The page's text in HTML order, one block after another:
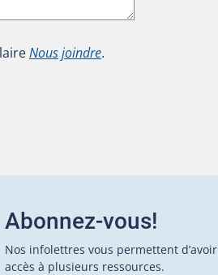
Nous joindre.
Abonnez-vous!
Nos infolettres vous permettent d’avoir
accès à plusieurs ressources.